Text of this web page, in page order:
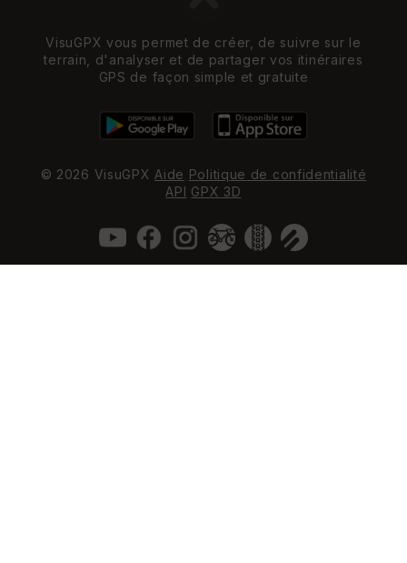
VisuGPX vous permet de créer, de suivre sur le
terrain, d'analyser et de partager vos itinéraires
GPS de façon simple et gratuite
© 2026 VisuGPX Aide Politique de confidentialité
API GPX 3D